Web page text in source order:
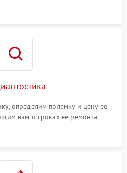
определим поломку и цену ее
вам о сроках ее ремонта.